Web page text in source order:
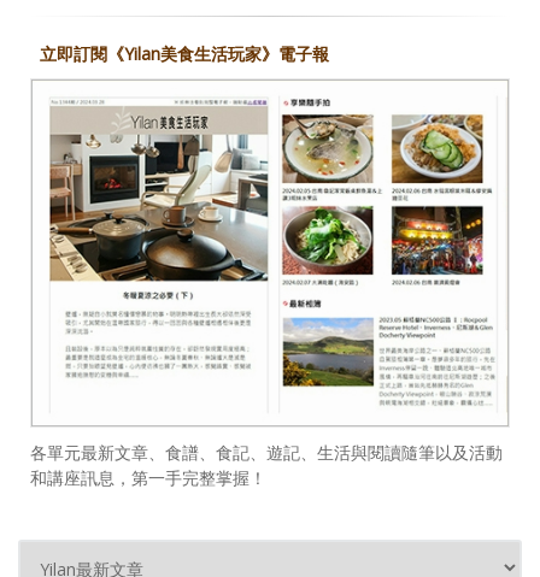
立即訂閱《Yilan美食生活玩家》電子報
各單元最新文章、食譜、食記、遊記、生活與閱讀隨筆以及活動
和講座訊息，第一手完整掌握！